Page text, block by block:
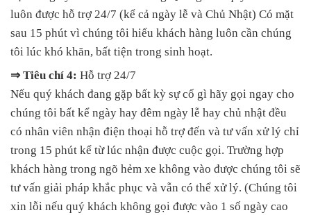
luôn được hỗ trợ 24/7 (kể cả ngày lễ và Chủ Nhật) Có mặt
sau 15 phút vì chúng tôi hiểu khách hàng luôn cần chúng
tôi lúc khó khăn, bất tiện trong sinh hoạt.
⇒ Tiêu chí 4: Hỗ trợ 24/7
Nếu quý khách đang gặp bất kỳ sự cố gì hãy gọi ngay cho
chúng tôi bất kể ngày hay đêm ngày lễ hay chủ nhật đều
có nhân viên nhận điện thoại hỗ trợ đến và tư vấn xử lý chỉ
trong 15 phút kể từ lúc nhận được cuộc gọi. Trường hợp
khách hàng trong ngõ hẻm xe không vào được chúng tôi sẽ
tư vấn giải pháp khắc phục và vẫn có thể xử lý. (Chúng tôi
xin lỗi nếu quý khách không gọi được vào 1 số ngày cao